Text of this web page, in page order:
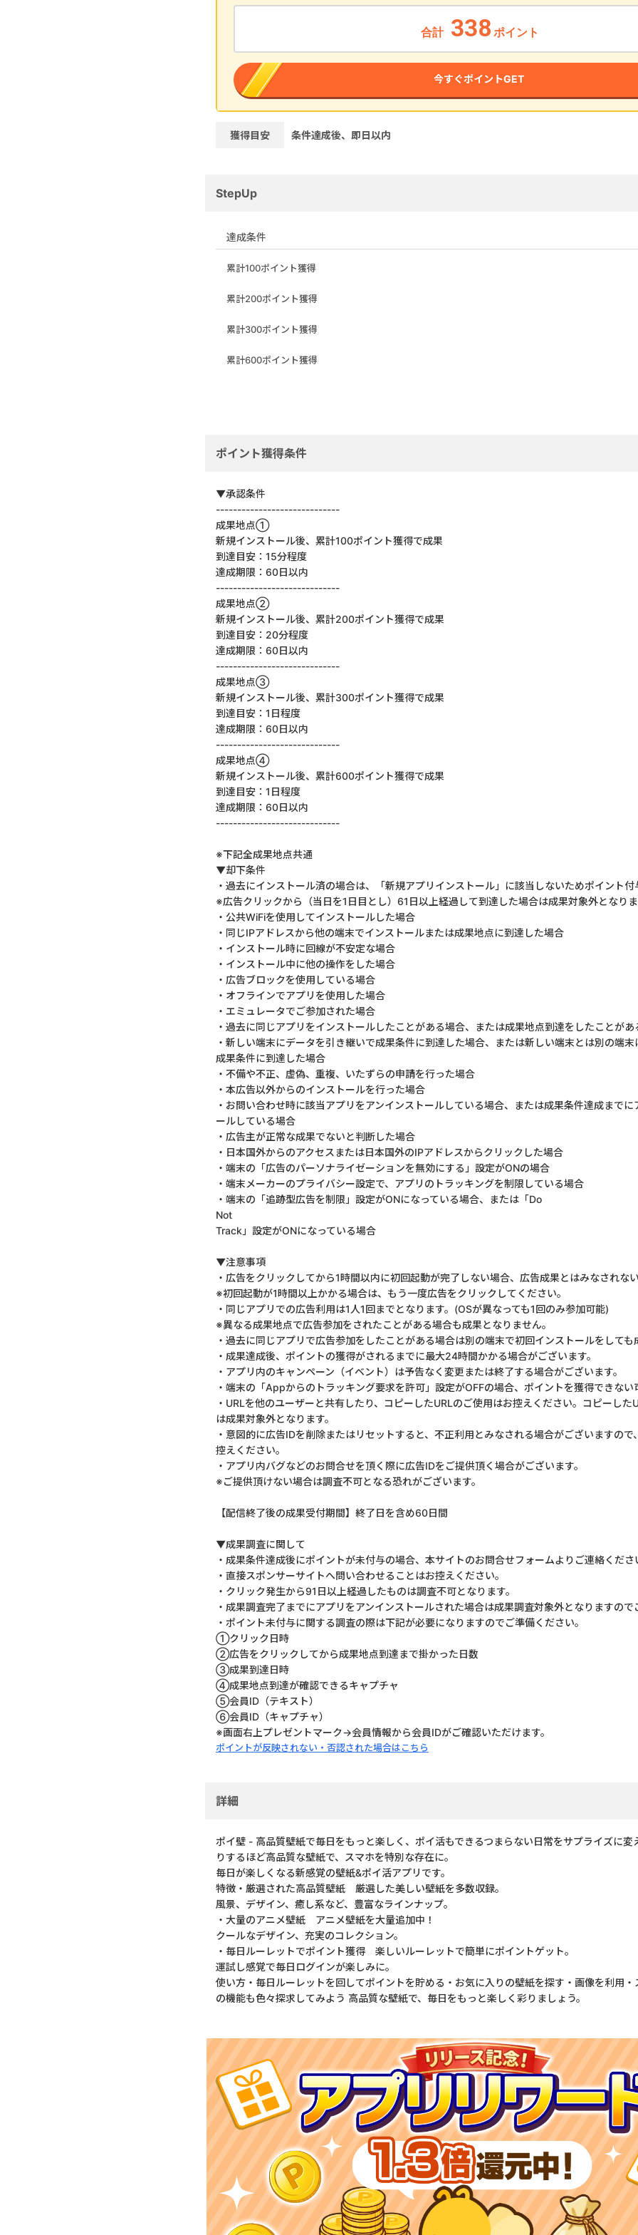
合計 338 ポイント
今すぐポイントGET
獲得目安 条件達成後、即日以内
StepUp
達成条件
累計100ポイント獲得
累計200ポイント獲得
累計300ポイント獲得
累計600ポイント獲得
ポイント獲得条件
▼承認条件
-----------------------------
成果地点①
新規インストール後、累計100ポイント獲得で成果
到達目安：15分程度
達成期限：60日以内
-----------------------------
成果地点②
新規インストール後、累計200ポイント獲得で成果
到達目安：20分程度
達成期限：60日以内
-----------------------------
成果地点③
新規インストール後、累計300ポイント獲得で成果
到達目安：1日程度
達成期限：60日以内
-----------------------------
成果地点④
新規インストール後、累計600ポイント獲得で成果
到達目安：1日程度
達成期限：60日以内
-----------------------------
※下記全成果地点共通
▼却下条件
・過去にインストール済の場合は、「新規アプリインストール」に該当しないためポイント付
※広告クリックから（当日を1日目とし）61日以上経過して到達した場合は成果対象外となりま
・公共WiFiを使用してインストールした場合
・同じIPアドレスから他の端末でインストールまたは成果地点に到達した場合
・インストール時に回線が不安定な場合
・インストール中に他の操作をした場合
・広告ブロックを使用している場合
・オフラインでアプリを使用した場合
・エミュレータでご参加された場合
・過去に同じアプリをインストールしたことがある場合、または成果地点到達をしたことがあ
・新しい端末にデータを引き継いで成果条件に到達した場合、または新しい端末とは別の端
成果条件に到達した場合
・不備や不正、虚偽、重複、いたずらの申請を行った場合
・本広告以外からのインストールを行った場合
・お問い合わせ時に該当アプリをアンインストールしている場合、または成果条件達成までに
ールしている場合
・広告主が正常な成果でないと判断した場合
・日本国外からのアクセスまたは日本国外のIPアドレスからクリックした場合
・端末の「広告のパーソナライゼーションを無効にする」設定がONの場合
・端末メーカーのプライバシー設定で、アプリのトラッキングを制限している場合
・端末の「追跡型広告を制限」設定がONになっている場合、または「Do
Not
Track」設定がONになっている場合
▼注意事項
・広告をクリックしてから1時間以内に初回起動が完了しない場合、広告成果とはみなされな
※初回起動が1時間以上かかる場合は、もう一度広告をクリックしてください。
・同じアプリでの広告利用は1人1回までとなります。(OSが異なっても1回のみ参加可能)
※異なる成果地点で広告参加をされたことがある場合も成果となりません。
・過去に同じアプリで広告参加をしたことがある場合は別の端末で初回インストールをしても
・成果達成後、ポイントの獲得がされるまでに最大24時間かかる場合がございます。
・アプリ内のキャンペーン（イベント）は予告なく変更または終了する場合がございます。
・端末の「Appからのトラッキング要求を許可」設定がOFFの場合、ポイントを獲得できない
・URLを他のユーザーと共有したり、コピーしたURLのご使用はお控えください。コピーした
は成果対象外となります。
・意図的に広告IDを削除またはリセットすると、不正利用とみなされる場合がございますので
控えください。
・アプリ内バグなどのお問合せを頂く際に広告IDをご提供頂く場合がございます。
※ご提供頂けない場合は調査不可となる恐れがございます。
【配信終了後の成果受付期間】終了日を含め60日間
▼成果調査に関して
・成果条件達成後にポイントが未付与の場合、本サイトのお問合せフォームよりご連絡くださ
・直接スポンサーサイトへ問い合わせることはお控えください。
・クリック発生から91日以上経過したものは調査不可となります。
・成果調査完了までにアプリをアンインストールされた場合は成果調査対象外となりますので
・ポイント未付与に関する調査の際は下記が必要になりますのでご準備ください。
①クリック日時
②広告をクリックしてから成果地点到達まで掛かった日数
③成果到達日時
④成果地点到達が確認できるキャプチャ
⑤会員ID（テキスト）
⑥会員ID（キャプチャ）
※画面右上プレゼントマーク→会員情報から会員IDがご確認いただけます。
ポイントが反映されない・否認された場合はこちら
詳細
ポイ壁 - 高品質壁紙で毎日をもっと楽しく、ポイ活もできるつまらない日常をサプライズに変
りするほど高品質な壁紙で、スマホを特別な存在に。
毎日が楽しくなる新感覚の壁紙&ポイ活アプリです。
特徴・厳選された高品質壁紙 厳選した美しい壁紙を多数収録。
風景、デザイン、癒し系など、豊富なラインナップ。
・大量のアニメ壁紙 アニメ壁紙を大量追加中！
クールなデザイン、充実のコレクション。
・毎日ルーレットでポイント獲得 楽しいルーレットで簡単にポイントゲット。
運試し感覚で毎日ログインが楽しみに。
使い方・毎日ルーレットを回してポイントを貯める・お気に入りの壁紙を探す・画像を利用
の機能も色々探求してみよう 高品質な壁紙で、毎日をもっと楽しく彩りましょう。